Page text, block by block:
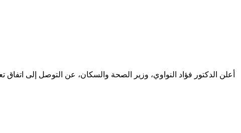
أعلن الدكتور فؤاد النواوي، وزير الصحة والسكان، عن التوصل إلى